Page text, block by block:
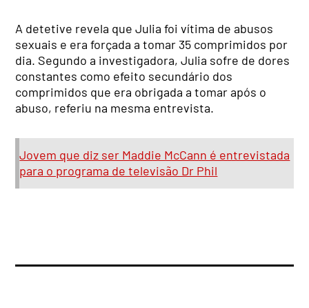
A detetive revela que Julia foi vítima de abusos
sexuais e era forçada a tomar 35 comprimidos por
dia. Segundo a investigadora, Julia sofre de dores
constantes como efeito secundário dos
comprimidos que era obrigada a tomar após o
abuso, referiu na mesma entrevista.
Jovem que diz ser Maddie McCann é entrevistada
para o programa de televisão Dr Phil